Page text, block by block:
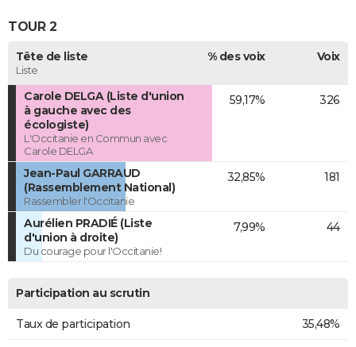
TOUR 2
Tête de liste
Liste
% des voix Voix
Carole DELGA (Liste d'union
à gauche avec des
écologiste)
L'Occitanie en Commun avec
Carole DELGA
59,17% 326
Jean-Paul GARRAUD
(Rassemblement National)
Rassembler l'Occitanie
32,85% 181
Aurélien PRADIÉ (Liste
d'union à droite)
Du courage pour l'Occitanie!
7,99% 44
Participation au scrutin
Taux de participation 35,48%